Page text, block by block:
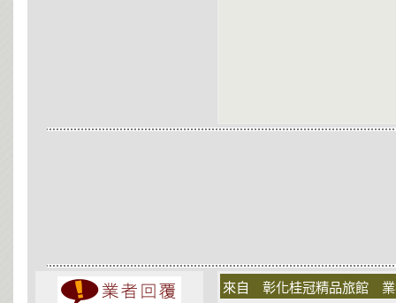
來自 彰化桂冠精品旅館